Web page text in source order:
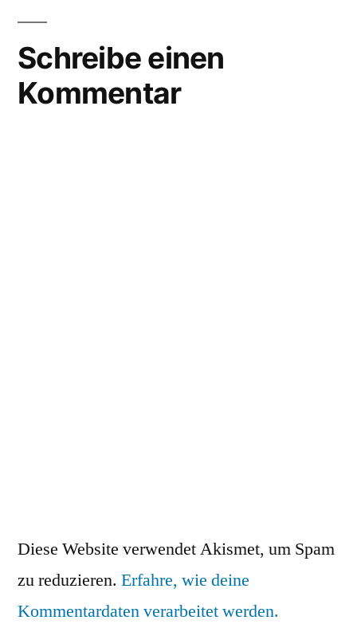
Schreibe einen
Kommentar
Diese Website verwendet Akismet, um Spam
zu reduzieren. Erfahre, wie deine
Kommentardaten verarbeitet werden.